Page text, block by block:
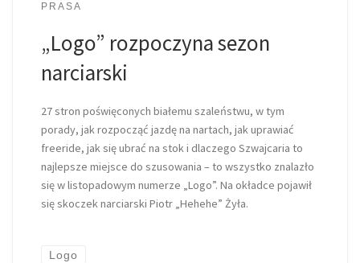
PRASA
„Logo” rozpoczyna sezon
narciarski
27 stron poświęconych białemu szaleństwu, w tym
porady, jak rozpocząć jazdę na nartach, jak uprawiać
freeride, jak się ubrać na stok i dlaczego Szwajcaria to
najlepsze miejsce do szusowania – to wszystko znalazło
się w listopadowym numerze „Logo”. Na okładce pojawił
się skoczek narciarski Piotr „Hehehe” Żyła.
Logo